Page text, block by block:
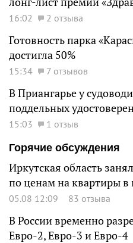
16:02 2 отзыва
Готовность парка
достигла 50%
15:34 7 отзывов
В Приангарье у
поддельных
15:03
1 отзыв
Горячие обсуждения
Иркутская область
по ценам на квартиры в
05.08 12:09 83 отзыва
В России временно
Евро-2, Евро-3 и Евро-4